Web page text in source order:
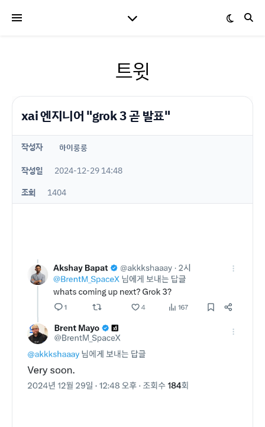
트윗
xai 엔지니어 "grok 3 곧 발표"
작성자 하이룽룽
작성일
2024-12-29 14:48
조회
1404